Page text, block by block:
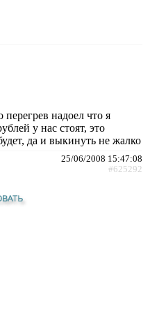
надоел что я
у нас стоят, это
да и выкинуть не жалко
25/06/2008 15:47:08
#625292